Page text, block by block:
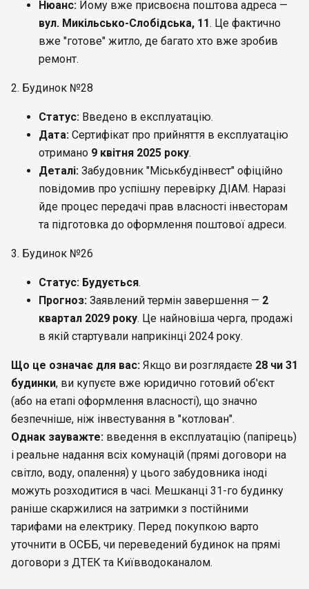
Нюанс: Йому вже присвоєна поштова адреса —
вул. Микільсько-Слобідська, 11. Це фактично
вже "готове" житло, де багато хто вже зробив
ремонт.
2. Будинок №28
Статус: Введено в експлуатацію.
Дата: Сертифікат про прийняття в експлуатацію
отримано 9 квітня 2025 року.
Деталі: Забудовник "Міськбудінвест" офіційно
повідомив про успішну перевірку ДІАМ. Наразі
йде процес передачі прав власності інвесторам
та підготовка до оформлення поштової адреси.
3. Будинок №26
Статус: Будується.
Прогноз: Заявлений термін завершення — 2
квартал 2029 року. Це найновіша черга, продажі
в якій стартували наприкінці 2024 року.
Що це означає для вас: Якщо ви розглядаєте 28 чи 31
будинки, ви купуєте вже юридично готовий об'єкт
(або на етапі оформлення власності), що значно
безпечніше, ніж інвестування в "котлован".
Однак зауважте: введення в експлуатацію (папірець)
і реальне надання всіх комунацій (прямі договори на
світло, воду, опалення) у цього забудовника іноді
можуть розходитися в часі. Мешканці 31-го будинку
раніше скаржилися на затримки з постійними
тарифами на електрику. Перед покупкою варто
уточнити в ОСББ, чи переведений будинок на прямі
договори з ДТЕК та Київводоканалом.